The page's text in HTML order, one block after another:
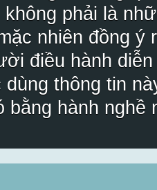
không phải là
nhiên đồng ý
điều hành
thông tin
bằng hành